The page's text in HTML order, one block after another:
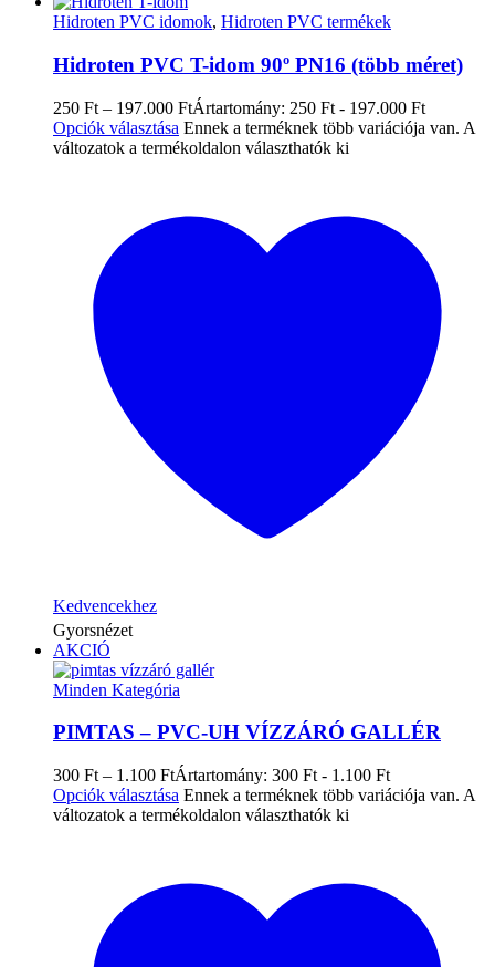
Hidroten PVC idomok, Hidroten PVC termékek
Hidroten PVC T-idom 90º PN16 (több méret)
250 Ft – 197.000 FtÁrtartomány: 250 Ft - 197.000 Ft
Opciók választása Ennek a terméknek több variációja van. A
változatok a termékoldalon választhatók ki
Kedvencekhez
Gyorsnézet
AKCIÓ
Minden Kategória
PIMTAS – PVC-UH VÍZZÁRÓ GALLÉR
300 Ft – 1.100 FtÁrtartomány: 300 Ft - 1.100 Ft
Opciók választása Ennek a terméknek több variációja van. A
változatok a termékoldalon választhatók ki